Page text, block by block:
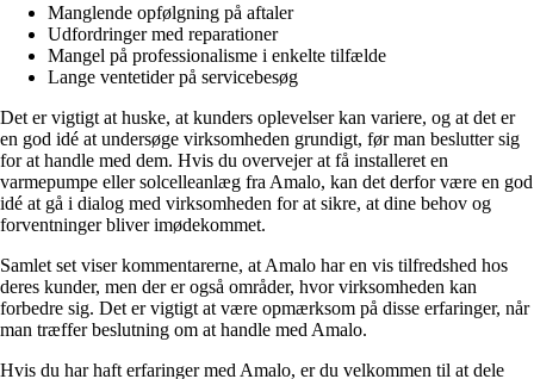
Manglende opfølgning på aftaler
Udfordringer med reparationer
Mangel på professionalisme i enkelte tilfælde
Lange ventetider på servicebesøg
Det er vigtigt at huske, at kunders oplevelser kan variere, og at det er
en god idé at undersøge virksomheden grundigt, før man beslutter sig
for at handle med dem. Hvis du overvejer at få installeret en
varmepumpe eller solcelleanlæg fra Amalo, kan det derfor være en god
idé at gå i dialog med virksomheden for at sikre, at dine behov og
forventninger bliver imødekommet.
Samlet set viser kommentarerne, at Amalo har en vis tilfredshed hos
deres kunder, men der er også områder, hvor virksomheden kan
forbedre sig. Det er vigtigt at være opmærksom på disse erfaringer, når
man træffer beslutning om at handle med Amalo.
Hvis du har haft erfaringer med Amalo, er du velkommen til at dele